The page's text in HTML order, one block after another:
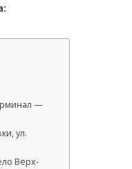
—
ул.
Верх-